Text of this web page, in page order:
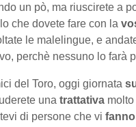
un pò, ma riuscirete a
che dovete fare con la
le malelingue, e
perchè nessuno lo farà
del Toro, oggi giornata
una trattativa molto
di persone che vi